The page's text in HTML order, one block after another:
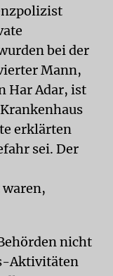
bei der
Mann,
Har Adar, ist
erklärten
sei. Der
nicht
Aktivitäten